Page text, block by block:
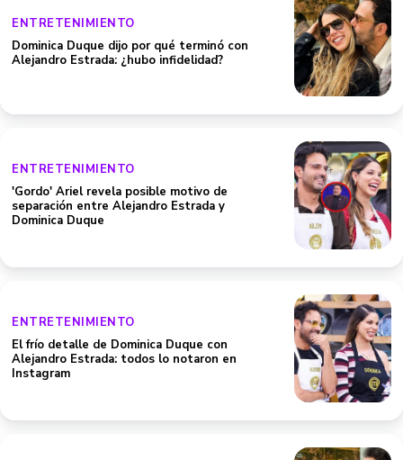
ENTRETENIMIENTO
Dominica Duque dijo por qué terminó con
Alejandro Estrada: ¿hubo infidelidad?
ENTRETENIMIENTO
'Gordo' Ariel revela posible motivo de
separación entre Alejandro Estrada y
Dominica Duque
ENTRETENIMIENTO
El frío detalle de Dominica Duque con
Alejandro Estrada: todos lo notaron en
Instagram